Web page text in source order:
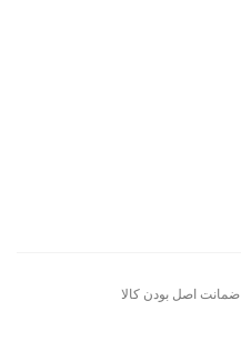
ضمانت اصل بودن کالا